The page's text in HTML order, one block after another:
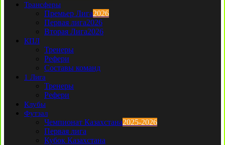
Трансферы
Премьер Лига2026
Первая лига2026
Вторая Лига2026
КПЛ
Тренеры
Рефери
Составы команд
1 Лига
Тренеры
Рефери
Клубы
Футзал
Чемпионат Казахстана2025-2026
Первая лига
Кубок Казахстана